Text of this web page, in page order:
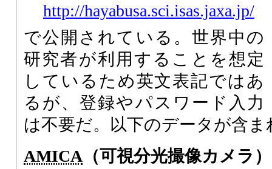
http://hayabusa.sci.isas.jaxa.jp/
で公開されている。世界中の
研究者が利用することを想定
しているため英文表記ではあ
るが、登録やパスワード入力
は不要だ。以下のデータが含
AMICA （可視分光撮像カメラ）